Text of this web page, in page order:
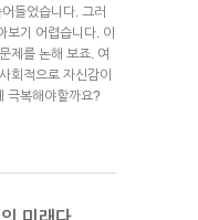
들었습니다. 그러
보기 어렵습니다. 이
제를 논해 보죠. 여
회적으로 자신감이
극복해야할까요?